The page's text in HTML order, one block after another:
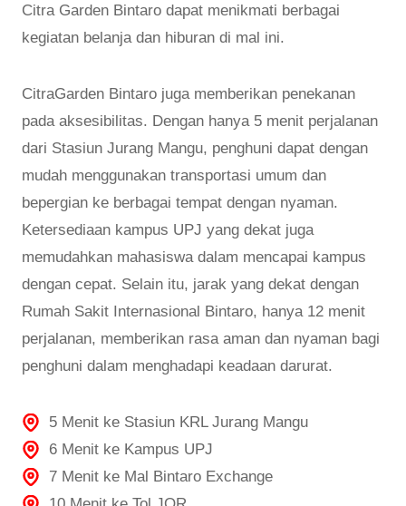
Citra Garden Bintaro dapat menikmati berbagai
kegiatan belanja dan hiburan di mal ini.
CitraGarden Bintaro juga memberikan penekanan
pada aksesibilitas. Dengan hanya 5 menit perjalanan
dari Stasiun Jurang Mangu, penghuni dapat dengan
mudah menggunakan transportasi umum dan
bepergian ke berbagai tempat dengan nyaman.
Ketersediaan kampus UPJ yang dekat juga
memudahkan mahasiswa dalam mencapai kampus
dengan cepat. Selain itu, jarak yang dekat dengan
Rumah Sakit Internasional Bintaro, hanya 12 menit
perjalanan, memberikan rasa aman dan nyaman bagi
penghuni dalam menghadapi keadaan darurat.
5 Menit ke Stasiun KRL Jurang Mangu
6 Menit ke Kampus UPJ
7 Menit ke Mal Bintaro Exchange